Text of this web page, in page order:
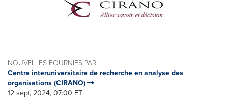
NOUVELLES FOURNIES PAR
Centre interuniversitaire de recherche en analyse des
organisations (CIRANO)
12 sept, 2024, 07:00 ET